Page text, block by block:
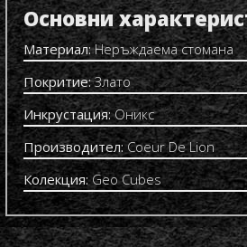
Основни
Материал:Неръждаема стомана
Покритие:Злато
Инкрустация:Оникс
Производител:Coeur De Lion
Колекция:Geo Cubes